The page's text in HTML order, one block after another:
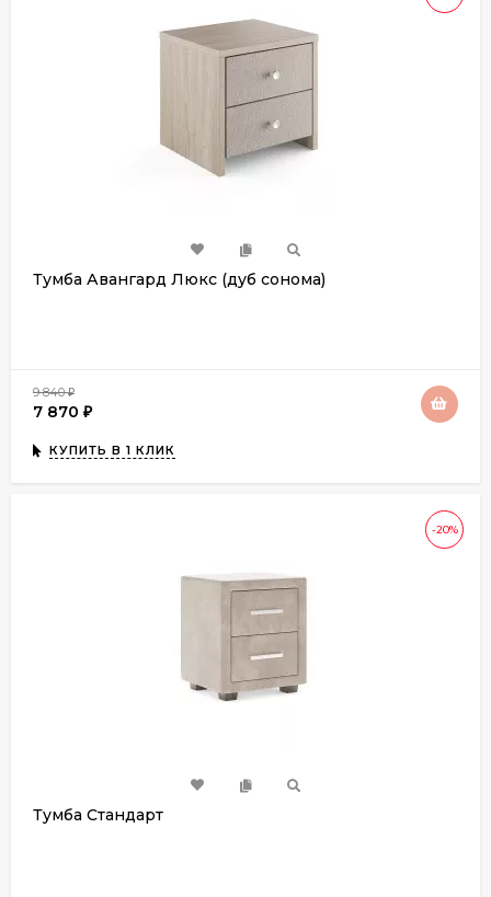
Тумба Авангард Люкс (дуб сонома)
9 840₽
7 870 ₽
КУПИТЬ В 1 КЛИК
-20%
Тумба Стандарт